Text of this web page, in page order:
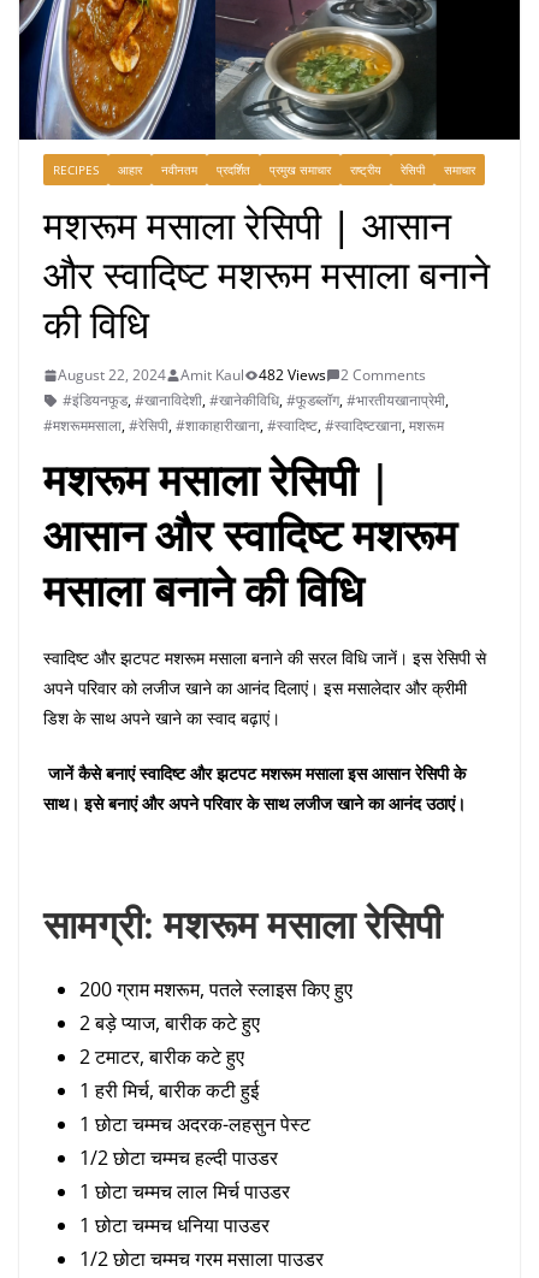
RECIPES आहार नवीनतम प्रदर्शित प्रमुख समाचार राष्ट्रीय रेसिपी समाचार
मशरूम मसाला रेसिपी | आसान
और स्वादिष्ट मशरूम मसाला बनाने
की विधि
August 22, 2024 Amit Kaul 482 Views
2 Comments
#इंडियनफूड,#खानाविदेशी,#खानेकीविधि,#फूडब्लॉग,#भारतीयखानाप्रेमी,
#मशरूममसाला,#रेसिपी,#शाकाहारीखाना,#स्वादिष्ट,#स्वादिष्टखाना,मशरूम
मशरूम मसाला रेसिपी |
आसान और स्वादिष्ट मशरूम
मसाला बनाने की विधि
स्वादिष्ट और झटपट मशरूम मसाला बनाने की सरल विधि जानें। इस रेसिपी से
अपने परिवार को लजीज खाने का आनंद दिलाएं। इस मसालेदार और क्रीमी
डिश के साथ अपने खाने का स्वाद बढ़ाएं।
जानें कैसे बनाएं स्वादिष्ट और झटपट मशरूम मसाला इस आसान रेसिपी के
साथ। इसे बनाएं और अपने परिवार के साथ लजीज खाने का आनंद उठाएं।
सामग्री: मशरूम मसाला रेसिपी
200 ग्राम मशरूम, पतले स्लाइस किए हुए
2 बड़े प्याज, बारीक कटे हुए
2 टमाटर, बारीक कटे हुए
1 हरी मिर्च, बारीक कटी हुई
1 छोटा चम्मच अदरक-लहसुन पेस्ट
1/2 छोटा चम्मच हल्दी पाउडर
1 छोटा चम्मच लाल मिर्च पाउडर
1 छोटा चम्मच धनिया पाउडर
1/2 छोटा चम्मच गरम मसाला पाउडर